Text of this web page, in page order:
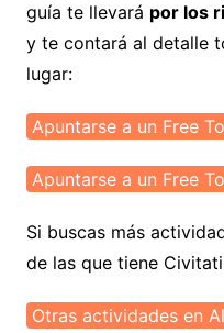
guía te llevará por los
y te contará al detalle
lugar:
Apuntarse a un Free
Apuntarse a un Free
Si buscas más
de las que tiene
Otras actividades en